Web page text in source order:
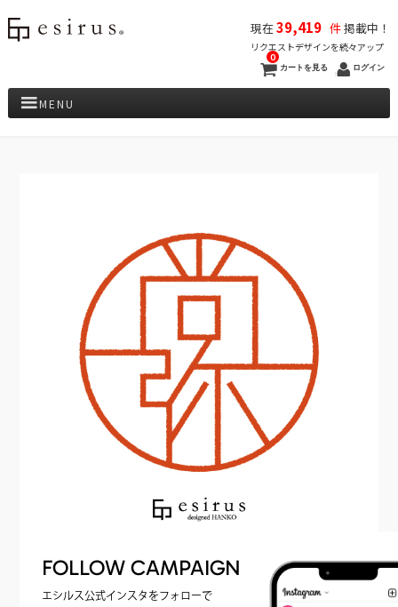
現在39,419 件掲載中！
リクエストデザインを続々アップ
カートを見る
0
ログイン
MENU
FOLLOW CAMPAIGN
エシルス公式インスタをフォローで